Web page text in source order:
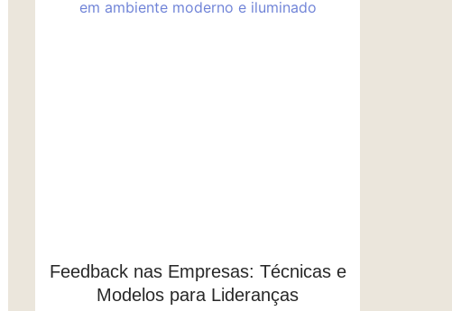
Feedback nas Empresas: Técnicas e
Modelos para Lideranças